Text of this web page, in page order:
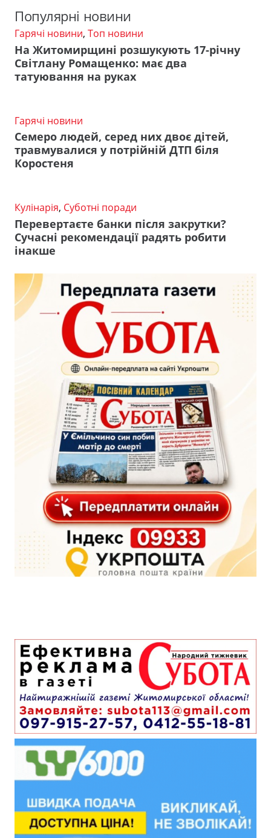
Популярні новини
Гарячі новини, Топ новини
На Житомирщині розшукують 17-річну
Світлану Ромащенко: має два
татуювання на руках
Гарячі новини
Семеро людей, серед них двоє дітей,
травмувалися у потрійній ДТП біля
Коростеня
Кулінарія, Суботні поради
Перевертаєте банки після закрутки?
Сучасні рекомендації радять робити
інакше